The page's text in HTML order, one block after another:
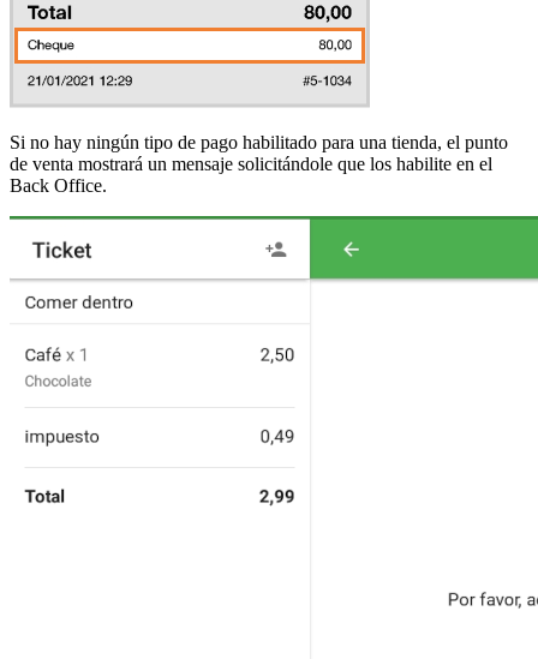
Si no hay ningún tipo de pago habilitado para una tienda, el punto
de venta mostrará un mensaje solicitándole que los habilite en el
Back Office.